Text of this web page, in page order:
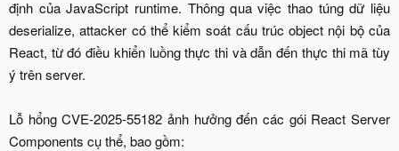
định của JavaScript runtime. Thông qua việc thao túng dữ liệu
deserialize, attacker có thể kiểm soát cấu trúc object nội bộ của
React, từ đó điều khiển luồng thực thi và dẫn đến thực thi mã tùy
ý trên server.
Lỗ hổng CVE-2025-55182 ảnh hưởng đến các gói React Server
Components cụ thể, bao gồm:​